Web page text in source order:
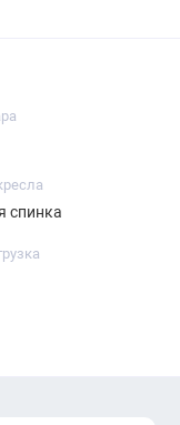
спинка